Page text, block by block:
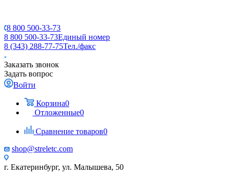
8 800 500-33-73
8 800 500-33-73Единый номер
8 (343) 288-77-75Тел./факс
Заказать звонок
Задать вопрос
Войти
Корзина0
Отложенные0
Сравнение товаров0
shop@streletc.com
г. Екатеринбург, ул. Малышева, 50